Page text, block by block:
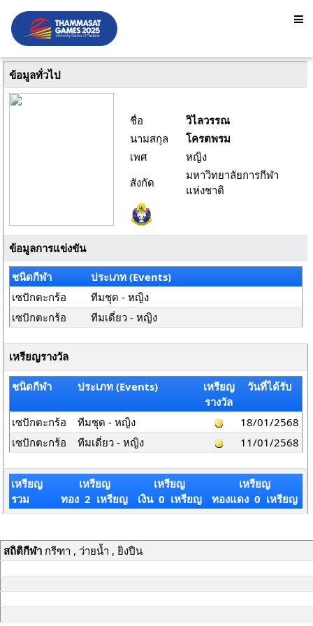
ข้อมูลทั่วไป
ชื่อ
วิไลวรรณ
นามสกุล
โครตพรม
เพศ
หญิง
สังกัด
มหาวิทยาลัยการกีฬา
แห่งชาติ
ข้อมูลการแข่งขัน
ชนิดกีฬา
ประเภท (Events)
เซปักตะกร้อ
ทีมชุด - หญิง
เซปักตะกร้อ
ทีมเดี่ยว - หญิง
เหรียญรางวัล
ชนิดกีฬา ประเภท (Events)
เหรียญ
รางวัล
วันที่ได้รับ
เซปักตะกร้อ ทีมชุด - หญิง
18/01/2568
เซปักตะกร้อ
ทีมเดี่ยว - หญิง 11/01/2568
เหรียญ
รวม
เหรียญ
ทอง 2 เหรียญ
เหรียญ
เงิน 0 เหรียญ
เหรียญ
ทองแดง 0 เหรียญ
สถิติกีฬากรีฑา , ว่ายน้ำ , ยิงปืน